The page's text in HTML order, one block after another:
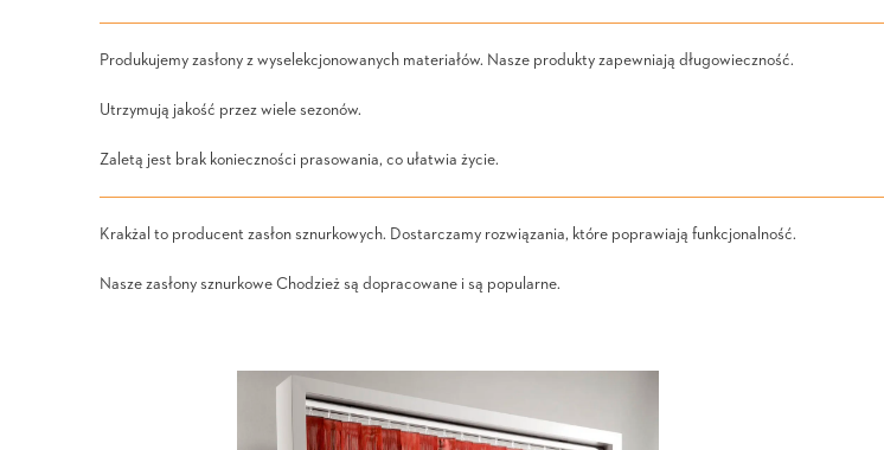
Produkujemy zasłony z wyselekcjonowanych materiałów. Nasze produkty zapewniają długowieczność.
Utrzymują jakość przez wiele sezonów.
Zaletą jest brak konieczności prasowania, co ułatwia życie.
Krakżal to producent zasłon sznurkowych. Dostarczamy rozwiązania, które poprawiają funkcjonalność.
Nasze zasłony sznurkowe Chodzież są dopracowane i są popularne.